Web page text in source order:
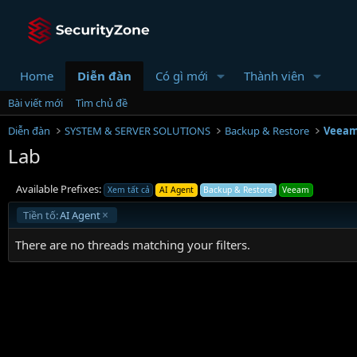
Home Diễn đàn Có gì mới Thành viên
Bài viết mới
Tìm chủ đề
Diễn đàn
SYSTEM & SERVER SOLUTIONS Backup & Restore
Lab
Available Prefixes: Xem tất cả AI Agent Backup & Restore Veeam
Tiền tố:AI Agent
There are no threads matching your filters.